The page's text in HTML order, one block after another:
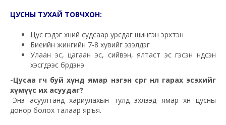
ЦУСНЫ ТУХАЙ ТОВЧХОН:
Цус гэдэг хүний судсаар урсдаг шингэн эрхтэн
Биеийн жингийн 7-8 хувийг эзэлдэг
Улаан эс, цагаан эс, сийвэн, ялтаст эс гэсэн үндсэн
хэсгүүдээс бүрдэнэ
-Цусаа өгч буй хүнд ямар нэгэн сөрөг нөлөө гарах эсэхийг
хүмүүс их асуудаг?
-Энэ асуултанд хариулахын тулд эхлээд ямар хүн цусны
донор болох талаар яръя.